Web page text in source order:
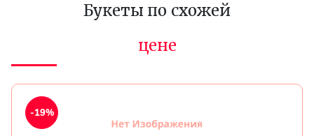
Букеты по схожей
цене
-19%